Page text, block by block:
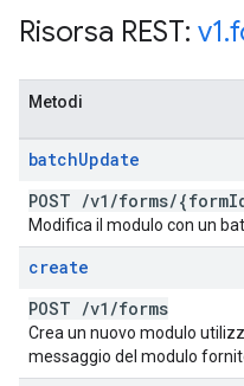
Risorsa REST: v1.
Metodi
batchUpdate
POST /v1 /forms/{form
Modifica il modulo con un
create
POST /v1 /forms
Crea un nuovo modulo
messaggio del modulo